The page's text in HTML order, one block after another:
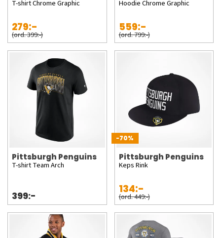
T-shirt Chrome Graphic
279:-
(ord. 399:-)
Hoodie Chrome Graphic
559:-
(ord. 799:-)
Pittsburgh Penguins
T-shirt Team Arch
399:-
-70%
Pittsburgh Penguins
Keps Rink
134:-
(ord. 449:-)